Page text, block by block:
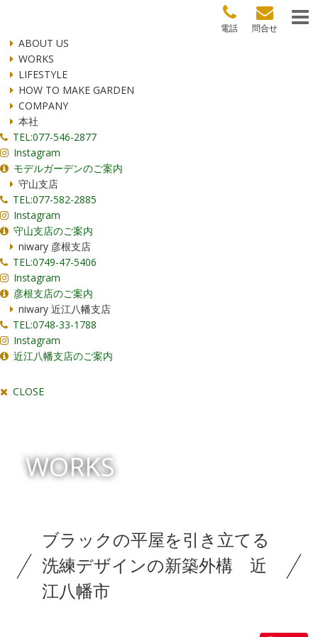
問合せ
電話
ABOUT US
WORKS
LIFESTYLE
HOW TO MAKE GARDEN
COMPANY
本社
TEL:077-546-2877
Instagram
モデルガーデンのご案内
守山支店
TEL:077-582-2885
Instagram
守山支店のご案内
niwary 彦根支店
TEL:0749-47-5406
Instagram
彦根支店のご案内
niwary 近江八幡支店
TEL:0748-33-1788
Instagram
近江八幡支店のご案内
CLOSE
WORKS
ブラックの平屋を引き立てる
洗練デザインの新築外構 近
江八幡市